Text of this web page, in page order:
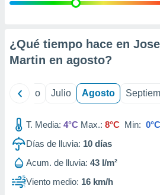
e
mediante
de
1199
¿Qué tiempo hace en
Martin en agosto?
Junio Julio Agosto
T. Media: 4°C Max.: 8°C Min: 0°C
Días de lluvia: 10 días
Acum. de lluvia: 43 l/m²
Viento medio: 16 km/h